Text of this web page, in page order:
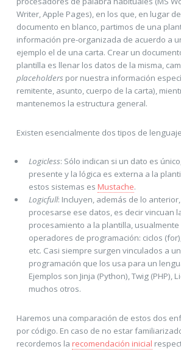
Writer, Apple Pages), en los que, en lugar
documento en blanco, partimos de una
información pre-organizada de acuerdo a
ejemplo el de una carta. Crear un
plantilla es llenar los datos de la misma,
placeholderspor nuestra información
remitente, asunto, cuerpo de la carta),
mantenemos la estructura general.
Existen esencialmente dos tipos de
Logicless: Sólo indican si un dato es
presente y la lógica es externa a la
estos sistemas es Mustache.
Logicfull: Incluyen, además de lo
procesarse ese datos, es decir vincuan
procesamiento a la plantilla,
operadores de programación: ciclos
etc. Casi siempre surgen vinculados a
programación que los usa para un
Ejemplos son Jinja (Python), Twig (PHP),
muchos otros.
Haremos una comparación de estos dos
por código. En caso de no estar
recordemos la recomendación inicial